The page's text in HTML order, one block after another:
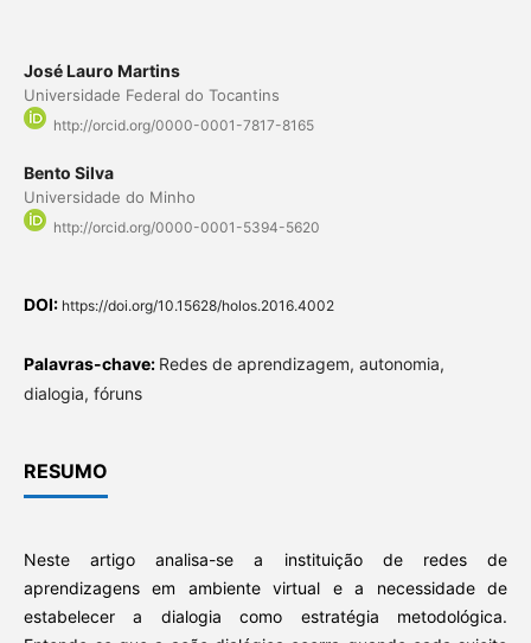
José Lauro Martins
Universidade Federal do Tocantins
http://orcid.org/0000-0001-7817-8165
Bento Silva
Universidade do Minho
http://orcid.org/0000-0001-5394-5620
DOI: https://doi.org/10.15628/holos.2016.4002
Palavras-chave: Redes de aprendizagem, autonomia,
dialogia, fóruns
RESUMO
Neste artigo analisa-se a instituição de redes de
aprendizagens em ambiente virtual e a necessidade de
estabelecer a dialogia como estratégia metodológica.